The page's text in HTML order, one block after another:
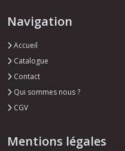
Navigation
Accueil
Catalogue
Contact
Qui sommes nous ?
CGV
Mentions légales